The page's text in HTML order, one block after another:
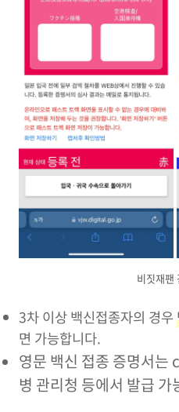
비짓재팬
3차 이상 백신접종자의 경우
면 가능합니다.
영문 백신 접종 증명서는
병 관리청 등에서 발급 가